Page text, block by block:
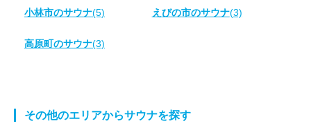
小林市のサウナ(5) えびの市のサウナ(3)
高原町のサウナ(3)
その他のエリアからサウナを探す